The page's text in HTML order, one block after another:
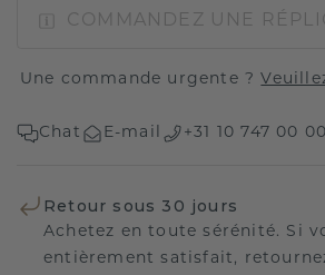
COMMANDEZ UNE
Une commande urgente ?
Chat E-mail +31 10 747 00 00
Retour sous 30 jours
Achetez en toute sérénité. Si
entièrement satisfait,